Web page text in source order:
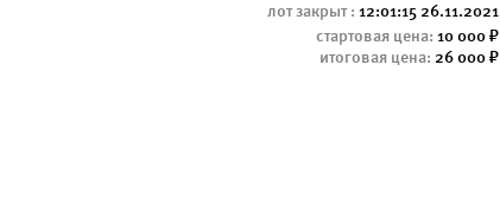
12:01:15 26.11.2021
10 000
26 000